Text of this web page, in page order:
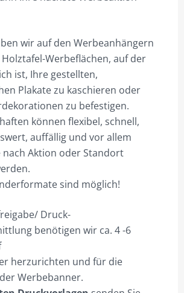
wir auf den Werbeanhängern
Werbeflächen, auf der
ist, Ihre gestellten,
Plakate zu kaschieren oder
zu befestigen.
können flexibel, schnell,
auffällig und vor allem
nach Aktion oder Standort
sind möglich!
Druck-
benötigen wir ca. 4 -6
herzurichten und für die
Werbebanner.